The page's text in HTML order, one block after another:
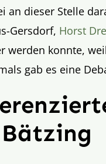
an dieser Stelle
Gersdorf, Horst
werden konnte,
gab es eine